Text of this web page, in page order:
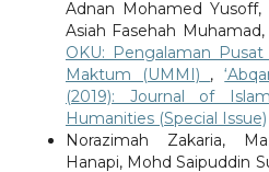
Adnan Mohamed Yusoff,
Asiah Fasehah Muhamad,
OKU: Pengalaman
Maktum (UMMI) ,
(2019): Journal of
Humanities (Special Issue)
Norazimah Zakaria,
Hanapi, Mohd Saipuddin